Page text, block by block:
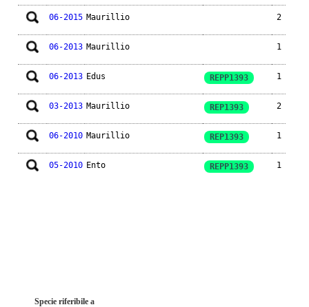
06-2015 Maurillio 2
06-2013 Maurillio 1
06-2013 Edus REPP1393 1
03-2013 Maurillio REP1393 2
06-2010 Maurillio REP1393 1
05-2010 Ento REPP1393 1
Specie riferibile a